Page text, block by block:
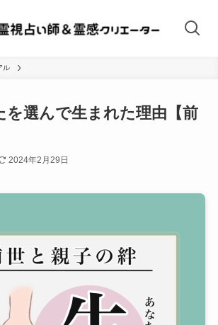
ル
を選んで生まれた理由【前
2024年2月29日